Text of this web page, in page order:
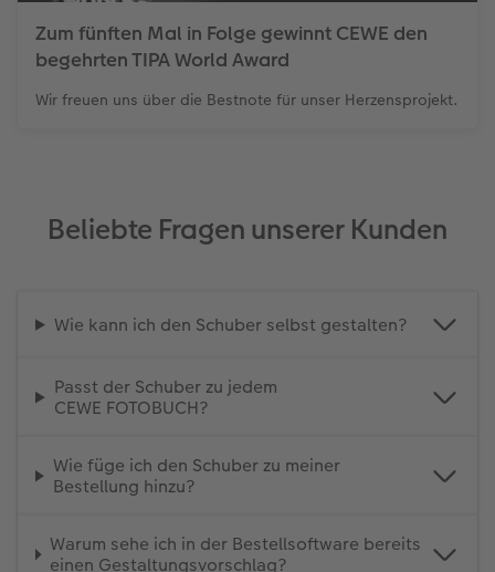
Zum fünften Mal in Folge gewinnt CEWE den
begehrten TIPA World Award
Wir freuen uns über die Bestnote für unser Herzensprojekt.
Beliebte Fragen unserer Kunden
Wie kann ich den Schuber selbst gestalten?
Passt der Schuber zu jedem
CEWE FOTOBUCH?
Wie füge ich den Schuber zu meiner
Bestellung hinzu?
Warum sehe ich in der Bestellsoftware bereits
einen Gestaltungsvorschlag?